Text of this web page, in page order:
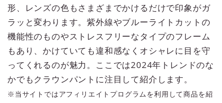
形、レンズの色もさまざまでかけるだけで印象がガ
ラッと変わります。紫外線やブルーライトカットの
機能性のものやストレスフリーなタイプのフレーム
もあり、かけていても違和感なくオシャレに目を守
ってくれるのが魅力。ここでは2024年トレンドのな
かでもクラウンパントに注目して紹介します。
※当サイトではアフィリエイトプログラムを利用して商品を紹